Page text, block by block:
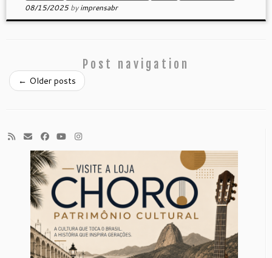
08/15/2025 byimprensabr
Post navigation
← Older posts